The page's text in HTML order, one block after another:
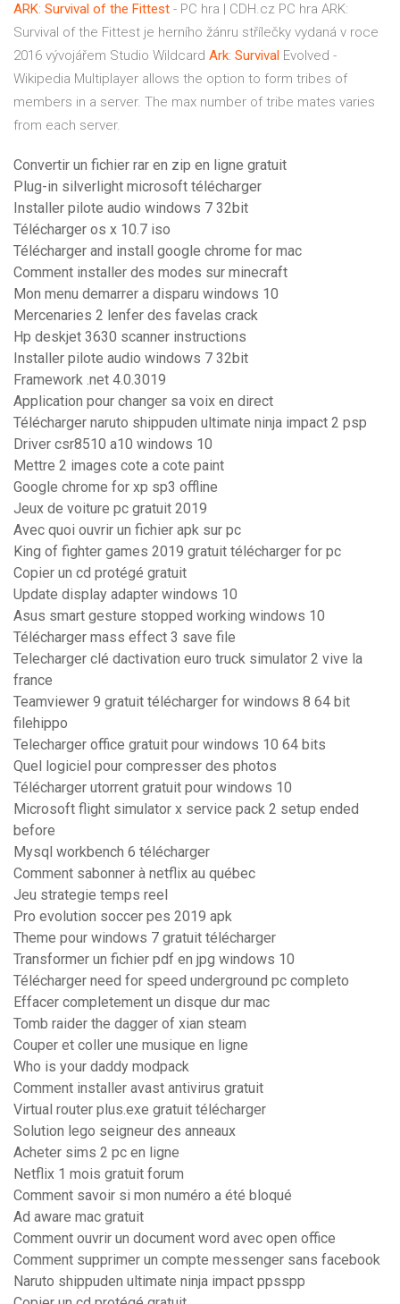
ARK: Survival of the Fittest - PC hra | CDH.cz PC hra ARK:
Survival of the Fittest je herního žánru střílečky vydaná v roce
2016 vývojářem Studio Wildcard Ark: Survival Evolved -
Wikipedia Multiplayer allows the option to form tribes of
members in a server. The max number of tribe mates varies
from each server.
Convertir un fichier rar en zip en ligne gratuit
Plug-in silverlight microsoft télécharger
Installer pilote audio windows 7 32bit
Télécharger os x 10.7 iso
Télécharger and install google chrome for mac
Comment installer des modes sur minecraft
Mon menu demarrer a disparu windows 10
Mercenaries 2 lenfer des favelas crack
Hp deskjet 3630 scanner instructions
Installer pilote audio windows 7 32bit
Framework .net 4.0.3019
Application pour changer sa voix en direct
Télécharger naruto shippuden ultimate ninja impact 2 psp
Driver csr8510 a10 windows 10
Mettre 2 images cote a cote paint
Google chrome for xp sp3 offline
Jeux de voiture pc gratuit 2019
Avec quoi ouvrir un fichier apk sur pc
King of fighter games 2019 gratuit télécharger for pc
Copier un cd protégé gratuit
Update display adapter windows 10
Asus smart gesture stopped working windows 10
Télécharger mass effect 3 save file
Telecharger clé dactivation euro truck simulator 2 vive la
france
Teamviewer 9 gratuit télécharger for windows 8 64 bit
filehippo
Telecharger office gratuit pour windows 10 64 bits
Quel logiciel pour compresser des photos
Télécharger utorrent gratuit pour windows 10
Microsoft flight simulator x service pack 2 setup ended
before
Mysql workbench 6 télécharger
Comment sabonner à netflix au québec
Jeu strategie temps reel
Pro evolution soccer pes 2019 apk
Theme pour windows 7 gratuit télécharger
Transformer un fichier pdf en jpg windows 10
Télécharger need for speed underground pc completo
Effacer completement un disque dur mac
Tomb raider the dagger of xian steam
Couper et coller une musique en ligne
Who is your daddy modpack
Comment installer avast antivirus gratuit
Virtual router plus.exe gratuit télécharger
Solution lego seigneur des anneaux
Acheter sims 2 pc en ligne
Netflix 1 mois gratuit forum
Comment savoir si mon numéro a été bloqué
Ad aware mac gratuit
Comment ouvrir un document word avec open office
Comment supprimer un compte messenger sans facebook
Naruto shippuden ultimate ninja impact ppsspp